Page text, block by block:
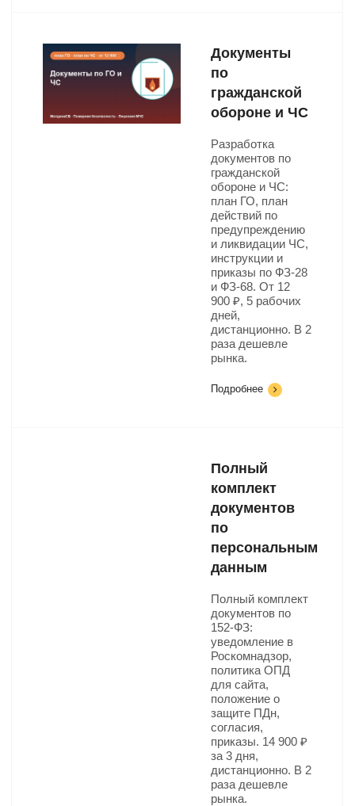
Документы
по
гражданской
обороне и ЧС
Разработка
документов по
гражданской
обороне и ЧС:
план ГО, план
действий по
предупреждению
и ликвидации ЧС,
инструкции и
приказы по ФЗ-28
и ФЗ-68. От 12
900 ₽, 5 рабочих
дней,
дистанционно. В 2
раза дешевле
рынка.
Подробнее
Полный
комплект
документов
по
персональным
данным
Полный комплект
документов по
152-ФЗ:
уведомление в
Роскомнадзор,
политика ОПД
для сайта,
положение о
защите ПДн,
согласия,
приказы. 14 900 ₽
за 3 дня,
дистанционно. В 2
раза дешевле
рынка.